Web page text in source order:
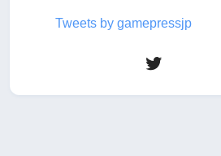
Tweets by gamepressjp